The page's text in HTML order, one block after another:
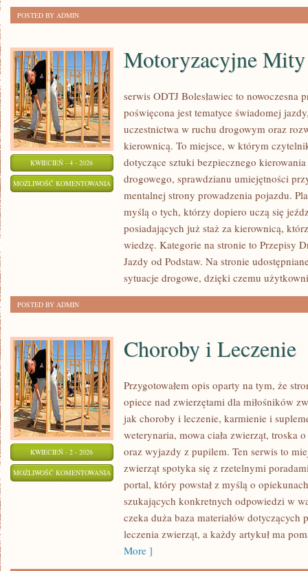
POSTED BY ADMIN
KWIECIEŃ - 4 - 2026
MOŻLIWOŚĆ KOMENTOWANIA MOTORYZACYJNE
MITY
FAKTY
Motoryzacyjne
serwis ODTJ Bolesławiec to nowoczesna
poświęcona jest tematyce świadomej
uczestnictwa w ruchu drogowym oraz
kierownicą. To miejsce, w którym
dotyczące sztuki bezpiecznego
drogowego, sprawdzianu umiejętności
mentalnej strony prowadzenia pojazdu.
myślą o tych, którzy dopiero uczą się
posiadających już staż za kierownicą,
wiedzę. Kategorie na stronie to Przepisy
Jazdy od Podstaw. Na stronie
sytuacje drogowe, dzięki czemu
POSTED BY ADMIN
KWIECIEŃ - 2 - 2026
MOŻLIWOŚĆ KOMENTOWANIA CHOROBY
LECZENIE
Choroby i Leczenie
Przygotowałem opis oparty na tym, że
opiece nad zwierzętami dla miłośników
jak choroby i leczenie, karmienie i
weterynaria, mowa ciała zwierząt, troska
oraz wyjazdy z pupilem. Ten serwis to
zwierząt spotyka się z rzetelnymi
portal, który powstał z myślą o
szukających konkretnych odpowiedzi w
czeka duża baza materiałów
leczenia zwierząt, a każdy artykuł ma
More ]